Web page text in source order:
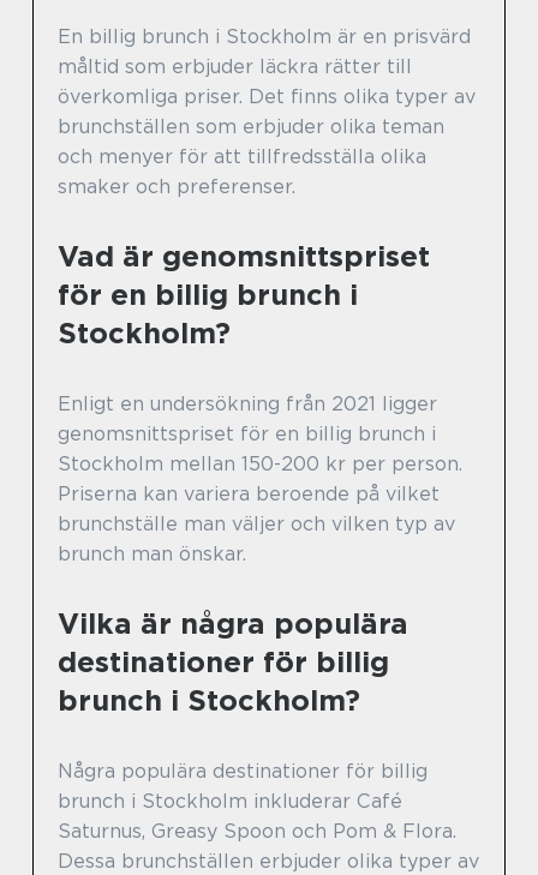
En billig brunch i Stockholm är en prisvärd
måltid som erbjuder läckra rätter till
överkomliga priser. Det finns olika typer av
brunchställen som erbjuder olika teman
och menyer för att tillfredsställa olika
smaker och preferenser.
Vad är genomsnittspriset
för en billig brunch i
Stockholm?
Enligt en undersökning från 2021 ligger
genomsnittspriset för en billig brunch i
Stockholm mellan 150-200 kr per person.
Priserna kan variera beroende på vilket
brunchställe man väljer och vilken typ av
brunch man önskar.
Vilka är några populära
destinationer för billig
brunch i Stockholm?
Några populära destinationer för billig
brunch i Stockholm inkluderar Café
Saturnus, Greasy Spoon och Pom & Flora.
Dessa brunchställen erbjuder olika typer av